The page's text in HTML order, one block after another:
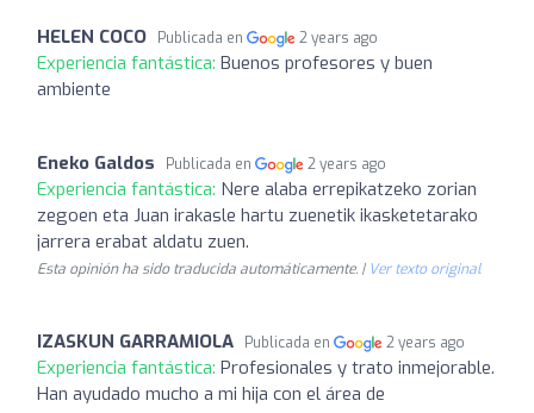
HELEN COCO Publicada en 2 years ago
Experiencia fantástica: Buenos profesores y buen
ambiente
Eneko Galdos Publicada en 2 years ago
Experiencia fantástica: Nere alaba errepikatzeko zorian
zegoen eta Juan irakasle hartu zuenetik ikasketetarako
jarrera erabat aldatu zuen.
Esta opinión ha sido traducida automáticamente. | Ver texto original
IZASKUN GARRAMIOLA Publicada en 2 years ago
Experiencia fantástica: Profesionales y trato inmejorable.
Han ayudado mucho a mi hija con el área de